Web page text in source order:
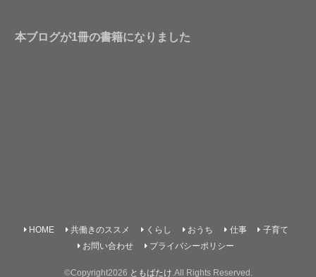
本ブログが1冊の書籍になりました
HOME 共働きのススメ くらし おうち 仕事
子育て
お問い合わせ
プライバシーポリシー
©Copyright2026 ともばたけ .All Rights Reserved.